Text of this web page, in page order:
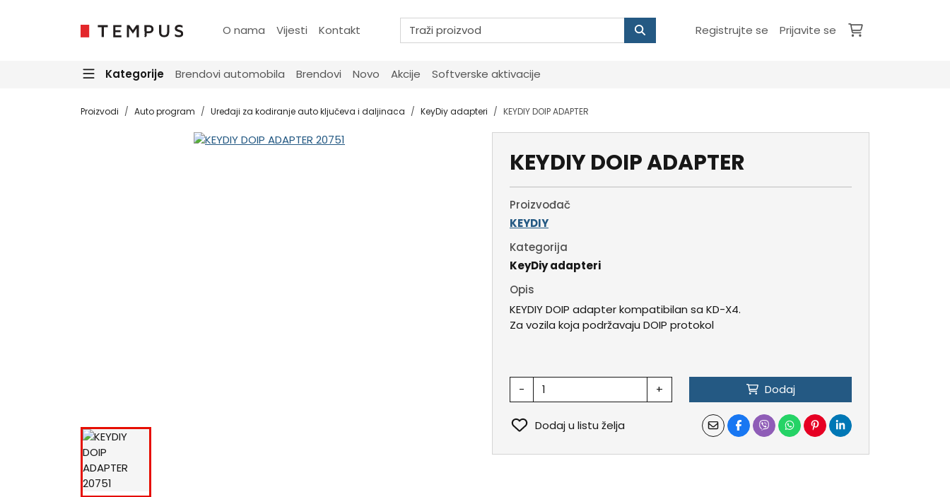
O nama Vijesti Kontakt Registrujte se Prijavite se
Kategorije Brendovi automobila Brendovi Novo Akcije Softverske aktivacije
Proizvodi Auto program Uređaji za kodiranje auto ključeva i daljinaca KeyDiy adapteri KEYDIY DOIP ADAPTER
KEYDIY DOIP ADAPTER
Proizvođač
KEYDIY
Kategorija
KeyDiy adapteri
Opis
KEYDIY DOIP adapter kompatibilan sa KD-X4.
Za vozila koja podržavaju DOIP protokol
- + Dodaj
Dodaj u listu želja